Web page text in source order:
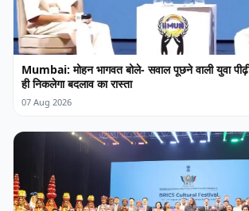
Mumbai: मोहन भागवत बोले- सवाल पूछने वाली युवा
ही निकलेगा बदलाव का रास्ता
07 Aug 2026